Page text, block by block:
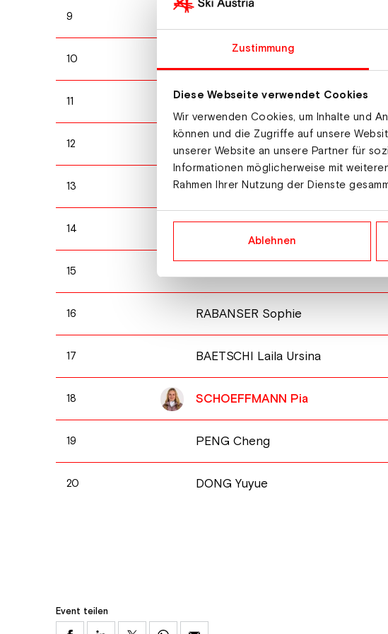
Zustimmung
Diese Webseite verwendet Cookies
Wir verwenden Cookies, um Inhalte und
können und die Zugriffe auf unsere
unserer Website an unsere Partner für
Informationen möglicherweise mit
Rahmen Ihrer Nutzung der Dienste
Ablehnen
9
10
11 GONG Naiying
12 DANCHA Annamari
13 PICHELKASTNER Jessica
14
15
16 RABANSER Sophie
17 BAETSCHI Laila Ursina
18 SCHOEFFMANN Pia
19 PENG Cheng
20 DONG Yuyue
Event teilen